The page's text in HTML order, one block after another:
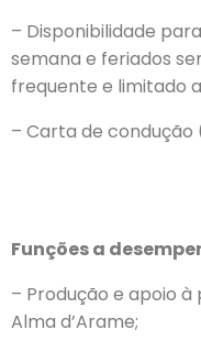
– Disponibilidade
semana e feriados
frequente e limitado
– Carta de condução
Funções a
– Produção e apoio
Alma d’Arame;